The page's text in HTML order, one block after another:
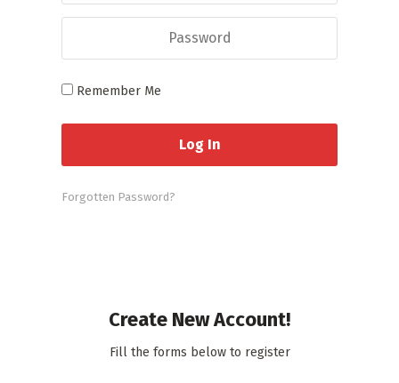
Remember Me
Forgotten Password?
Create New Account!
Fill the forms below to register